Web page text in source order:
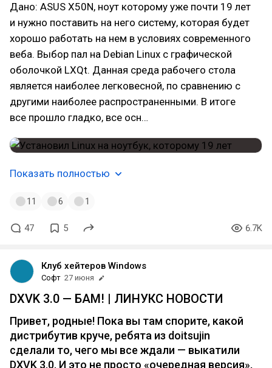
Дано: ASUS X50N, ноут которому уже почти 19 лет
и нужно поставить на него систему, которая будет
хорошо работать на нем в условиях современного
веба. Выбор пал на Debian Linux с графической
оболочкой LXQt. Данная среда рабочего стола
является наиболее легковесной, по сравнению с
другими наиболее распространенными. В итоге
все прошло гладко, все осн…
Показать полностью
11 6 1
47 5 6.7K
Клуб хейтеров Windows
Софт 27 июня
DXVK 3.0 — БАМ! | ЛИНУКС НОВОСТИ
Привет, родные! Пока вы там спорите, какой
дистрибутив круче, ребята из doitsujin
сделали то, чего мы все ждали — выкатили
DXVK 3.0. И это не просто «очередная версия»,